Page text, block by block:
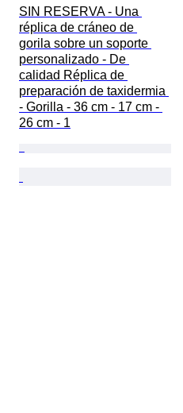
SIN RESERVA - Una
réplica de cráneo de
gorila sobre un soporte
personalizado - De
calidad Réplica de
preparación de taxidermia
- Gorilla - 36 cm - 17 cm -
26 cm - 1